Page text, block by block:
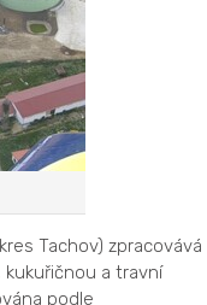
Tachov) zpracovává
kukuřičnou a travní
podle